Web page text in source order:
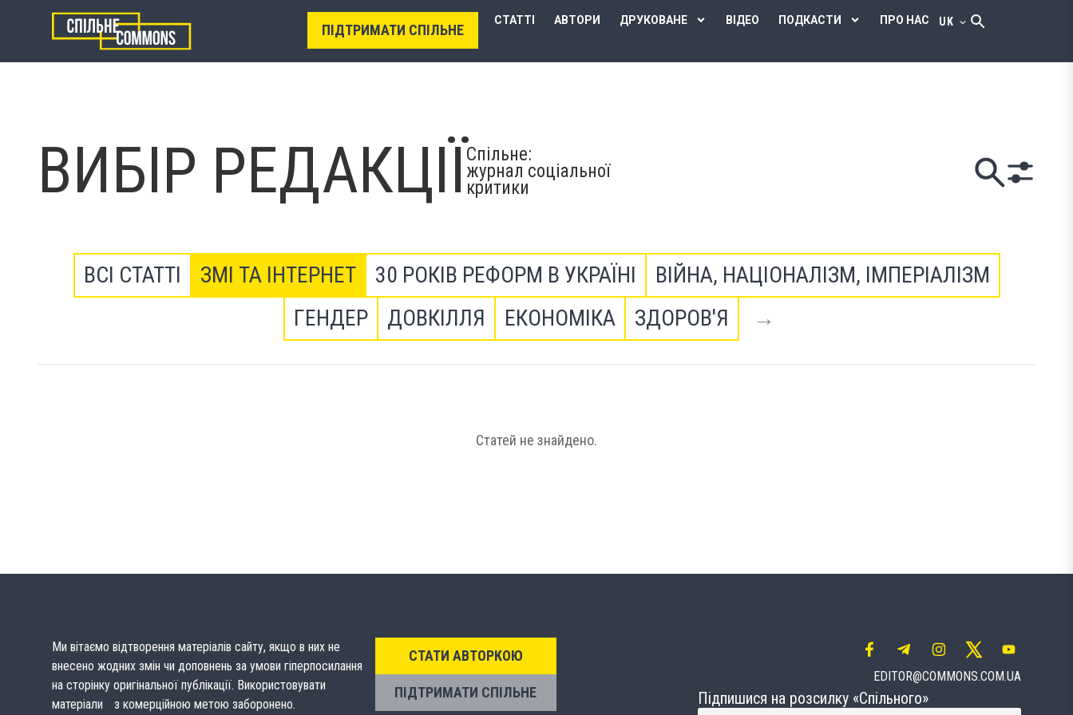
ПІДТРИМАТИ СПІЛЬНЕ
СТАТТІ АВТОРИ ДРУКОВАНЕ ВІДЕО ПОДКАСТИ ПРО НАС UK
ВИБІР РЕДАКЦІЇ Спільне:
журнал соціальної
критики
ВСІ СТАТТІ ЗМІ ТА ІНТЕРНЕТ 30 РОКІВ РЕФОРМ В УКРАЇНІ
ВІЙНА, НАЦІОНАЛІЗМ, ІМПЕРІАЛІЗМ
ГЕНДЕР
ДОВКІЛЛЯ ЕКОНОМІКА ЗДОРОВ'Я →
Статей не знайдено.
Ми вітаємо відтворення матеріалів сайту, якщо в них не
внесено жодних змін чи доповнень за умови гіперпосилання
на сторінку оригінальної публікації. Використовувати
матеріали з комерційною метою заборонено.
СТАТИ АВТОРКОЮ
ПІДТРИМАТИ СПІЛЬНЕ
EDITOR@COMMONS.COM.UA
Підпишися на розсилку «Спільного»